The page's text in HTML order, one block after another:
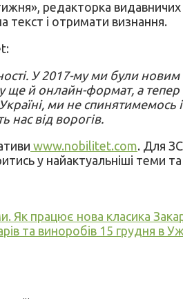
редакторка
текст і отримати визнання.
У 2017-му ми були
й онлайн-формат, а тепер
ми не
нас від ворогів.
www.nobilitet.com. Для
у найактуальніші теми
Як працює нова класика
та виноробів 15 грудня в